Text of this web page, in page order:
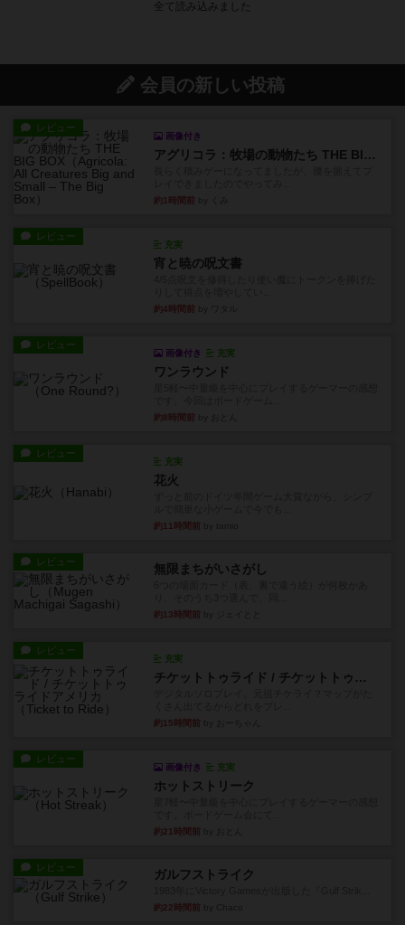
画像付き
アグリコラ：牧場の動物たち THE BIG BOX
レイできましたのでやってみ...
約1時間前 by くみ
レビュー
りして得点を増やしてい...
約4時間前 by ワタル
レビュー
です。今回はボードゲーム...
約8時間前 by おとん
ルで簡単な小ゲームで今でも...
約11時間前
6つの場面カード（表、裏で違う絵）が何枚かあ
約13時間前 by ジェイとと
レビュー
くさん出てるからどれをプレ...
約15時間前 by おーちゃん
レビュー
です。ボードゲーム会にて...
約21時間前 by おとん
1983年にVictory Gamesが出版した『Gulf Strik...
リプレイ